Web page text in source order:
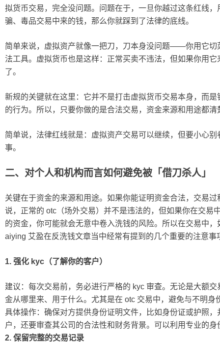
拟货币交易，完全没问题。问题在于，一旦你越过这条红线
骗、毒品交易中来的钱，那么你就踩到了法律的底线。
简单来说，虚拟资产就像一把刀，刀本身没问题——你用它切
法工具。虚拟货币也是这样：正常买卖不违法，但如果你用
了。
新规的关键就在这里：它并不是打击虚拟货币交易本身，而
的行为。所以，只要你做的是合法交易，资金来源和用途都
简单说，法律红线就是：虚拟资产交易可以继续，但要小心
事。
二、对个人和机构而言如何避免被「借刀杀人」
关键在于资金的来源和用途。如果你能证明资金合法，交易
说，正常的 otc（场外交易）并不是违法的，但如果你在交易
的资金，你可能就会无意中卷入洗钱的风险。所以在交易中
aiying 艾盈在反洗钱文章当中经常有提到的几个重要的注意
1. 强化 kyc（了解你的客户）
建议：每次交易前，务必进行严格的 kyc 审查。无论是大额
金从哪里来、用于什么。尤其是在 otc 交易中，避免与不明身
具体操作：确保对方提供身份证明文件，比如身份证或护照
户，还要审查其公司的合法性和财务背景。可以利用专业的
2. 保留完整的交易记录